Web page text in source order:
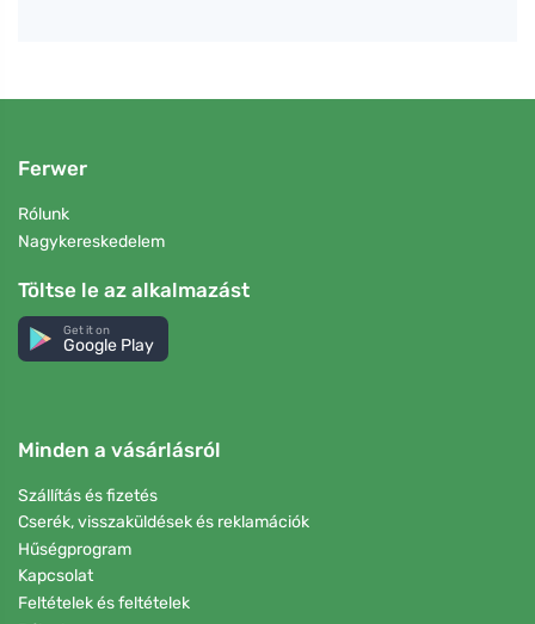
Ferwer
Rólunk
Nagykereskedelem
Töltse le az alkalmazást
Get it on
Google Play
Minden a vásárlásról
Szállítás és fizetés
Cserék, visszaküldések és reklamációk
Hűségprogram
Kapcsolat
Feltételek és feltételek